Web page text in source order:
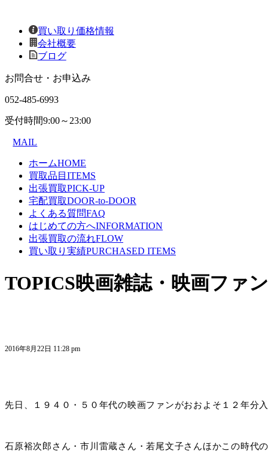
買い取り価格情報
会社概要
ブログ
お問合せ・お申込み
052-485-6993
受付時間9:00～23:00
MAIL
ホームHOME
買取品目 ITEMS
出張買取PICK-UP
宅配買取DOOR-to-DOOR
よくある質問FAQ
はじめての方へINFORMATION
出張買取の流れFLOW
買い取り実績PURCHASED ITEMS
TOPICS映画雑誌・映画ファ
2016年8月22日 11:28 pm
先日、１９４０・５０年代の映画ファンがおおよそ１２年分
石原裕次郎さん・市川雷蔵さん・若尾文子さんほかこの時代